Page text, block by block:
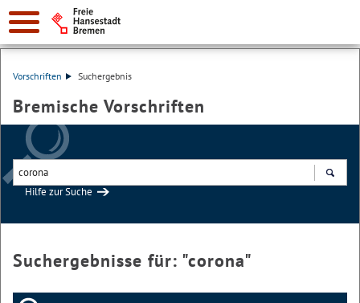
Vorschriften Suchergebnis
Bremische Vorschriften
Hilfe zur Suche
Suchergebnisse für: "corona"